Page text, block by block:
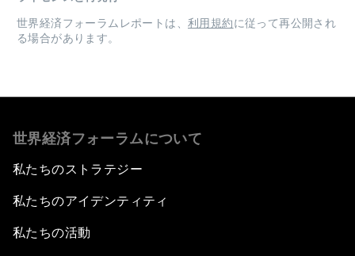
世界経済フォーラムレポートは、 利用規約に従って再公開され
る場合があります。
世界経済フォーラムについて
私たちのストラテジー
私たちのアイデンティティ
私たちの活動